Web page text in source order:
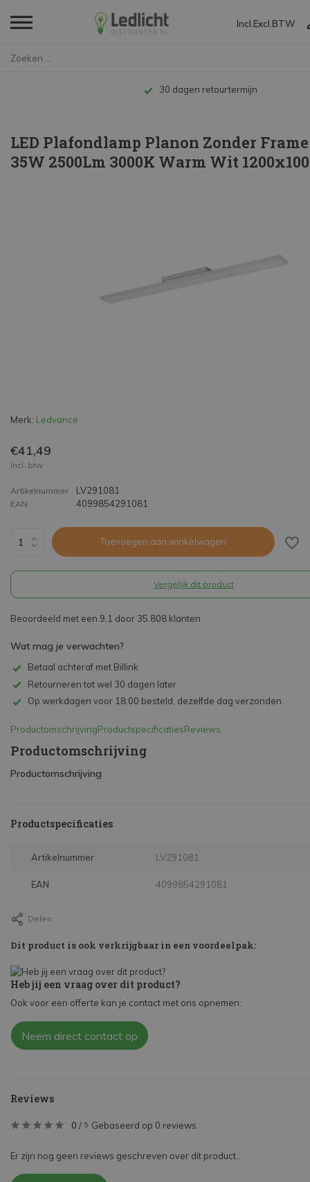
Incl. Excl. BTW
30 dagen retourtermijn
LED Plafondlamp Planon Zonder
35W 2500Lm 3000K Warm Wit
Merk: Ledvance
€41,49
Incl. btw
Artikelnummer LV291081
EAN 4099854291081
Toevoegen aan winkelwagen
Vergelijk dit product
Beoordeeld met een 9,1 door 35.808 klanten
Wat mag je verwachten?
Betaal achteraf met Billink
Retourneren tot wel 30 dagen later
Op werkdagen voor 18:00 besteld, dezelfde dag verzonden.
ProductomschrijvingProductspecificatiesReviews
Productomschrijving
Productomschrijving
Productspecificaties
Artikelnummer LV291081
EAN 4099854291081
Delen
Dit product is ook verkrijgbaar in een voordeelpak:
Heb jij een vraag over dit product?
Ook voor een offerte kan je contact met ons opnemen.
Neem direct contact op
Reviews
0 / 5 Gebaseerd op 0 reviews
Er zijn nog geen reviews geschreven over dit product..